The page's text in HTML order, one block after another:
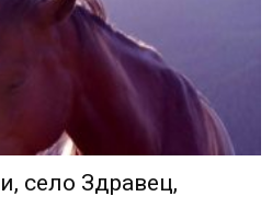
село Здравец,